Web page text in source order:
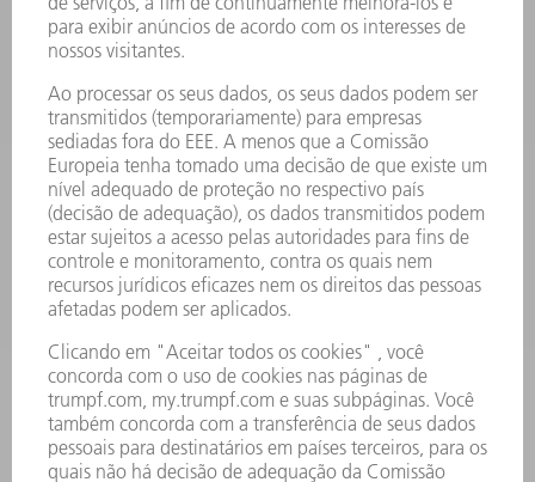
LASER
ELETRÔNICA DE POTÊNCIA
FERRAMENTAS ELÉTRICAS
SMART FACTORY
SOFTWARE
SERVIÇOS
APLICAÇÕES
SETORES
EMPRESA
CARREIRA
OFERTAS DE EMPREGO
PERFIL DA EMPRESA
CONSELHO DE ADMINISTRAÇÃO
RELATÓRIO FINANCEIRO ANUAL
PRINCÍPIOS EMPRESARIAIS
COMPLIANCE
SISTEMA DE DENÚNCIAS
SEGURANÇA
COMUNICADOS À IMPRENSA
REVISTAS